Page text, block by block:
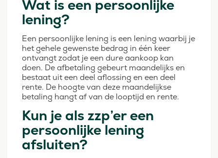
Wat is een persoonlijke
lening?
Een persoonlijke lening is een lening waarbij je
het gehele gewenste bedrag in één keer
ontvangt zodat je een dure aankoop kan
doen. De afbetaling gebeurt maandelijks en
bestaat uit een deel aflossing en een deel
rente. De hoogte van deze maandelijkse
betaling hangt af van de looptijd en rente.
Kun je als zzp’er een
persoonlijke lening
afsluiten?